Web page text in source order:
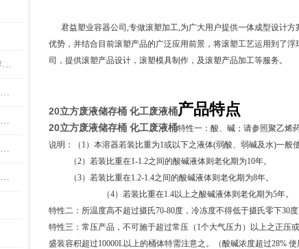
PE水处理加药罐在水处理过程中的作用是什么？
污水提升器实力厂家分析：2026质量口碑双优的品牌推荐
塑料警示浮球：提升水上作业安全性的重要工具
高强度耐老化！滚塑污水箱体性能优势全解析
滚塑污水箱体：滚塑工艺加持，耐腐抗冲击适配污水场景
君益塑业容器公司,专做滚塑加工,为广大用户提供一体成型设计方
优势，并结合目前滚塑产品的广泛应用前景，将滚塑工艺运用到了
司，提供滚塑产品设计，滚塑模具制作，及滚塑产品加工等服务。
20立方废液储存桶 化工废液桶产品特点
20立方废液储存桶 化工废液桶特性一：酸、碱；请参照聚乙烯
说明：（1）本溶器若装比重为1或以下之液体(弱酸、弱碱及水)一般
（2）若装比重在1-1.2之间的酸碱液体则老化期为10年。
（3）若装比重在1.2-1.4之间的酸碱液体则老化期为8年。
（4）若装比重在1.4以上之酸碱液体则老化期为5年。
特性二：所温度高不超过摄氏70-80度，冷冻度不得低于摄氏零下30度
特性三：常压产品，不可施于超过常压（1个大气压力）以上之正压
盛装容积超过10000L以上的桶体特需注意之。（酸碱浓度超过28% 使